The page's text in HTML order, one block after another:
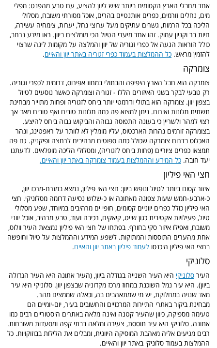
אחד מחבלי הארץ הקסומים ביותר שיש ליוון להציע, עם טבע מהפנט: מפלי
מים, נחלים זורמים, כפרים אותנטיים בהרים, אוכל מסורתי משובח, מסלולי
הליכה בכל הרמות, גשרים עתיקים מעל ערוצי נחל, יערות, צימחיה עשירה,
חיות בר וקניון עמוק. זהו אחד מיעדי הטיול הכי מומלצים ביוון. ראו מידע נרחב,
כולל הוראות הגעה אל כפרי זגוריה של יוון והמלצה על מקומות לינה שרצוי
להזמין מראש. כל ההמלצות בעמוד כפרי זגוריה באתר יוון והאיים.
צומרקה
צומרקה הוא חבל הארץ היפיפה והבתולי במחוז אפירוס, דרומית לכפרי זגוריה.
רק טבעי לבקר בשני האיזורים הללו - זגוריה וצומרקה כאשר נוסעים לטיול
בצפון יוון. צומרקה הוא בתולי ודרמטי יותר ביחס לזגוריה ופחות מתוייר מבחינת
תשתית מלונות ואירוח. ניתן למצוא פה כמה מלונות טובים ואף טובים מאד אך
רצוי למהר ולשריין כי בעונה התפוסה גבוהה והביקוש גבוה ביחס להיצע.
בצומרקה זורמים נהרות הארכטוס, עליו מומלץ לא לוותר על ראפטינג, ונהר
האכלוס בדרום צומרקה שכולל כמה ספוטים מרהיבים לרחצה ופיקניק. גם פה
תמצאו כפרים ציוריים (פחות ביחס לזגוריה), ומסלולי הליכה מופלאים. לדעתנו
יעד חובה. כל המידע וההמלצות בעמוד צומרקה באתר יוון והאיים.
חצי האי פיליון
איזור קסום ביותר לטיול ונופש ביוון: חצי האי פיליון, נמצא במזרח-מרכז יוון,
כ-ארבע-חמש שעות צפונה מאתונה או כ-שלוש נסיעה דרומה מסלוניקי. חצי
האי פיליון כולל כפרים יווניים קסומים, חופי ים מרהיבים במיוחד, שפע מסלולי
טיול, פעילויות אקטיבית כגון שייט, קיאקים, רכיבה ועוד, טבע מרהיב, אוכל יווני
משובח, ואפילו איזור סקי בחורף. בפתחו של חצי האי פיליון נמצאת העיר וולוס,
אחת מהערים התוססות והמתוקות. לשפע המידע וההמלצות על טיול וחופשה
בחצי האי פיליון היכנסו לעמוד פיליון באתר יוון והאיים.
סלוניקי
העיר סלוניקי היא העיר השנייה בגודלה ביוון, (העיר אתונה היא העיר הגדולה
ביוון). היא עיר נמל השוכנת במחוז מרכז מקדוניה שבצפון יוון. סלוניקי היא עיר
מאד שנויה במחלוקת, יש מי שמתאהבים בה, וכאלה שממצים מהר.
מבחינת ביקור באתרי התיירות המרכזיים והחשובים בעיר, יום-יומיים הם
טעימה מספיקה, כיוון שהעיר קטנה ואינה מלאה באתרים היסטוריים רבים כמו
אתונה. סלוניקי היא עיר תוססת, צעירה ומלאה בבתי קפה ומסעדות משובחות.
רבים מגיעים אליה מאהבת המוסיקה היוונית, ומבלים את הלילות בבוזוקויות. כל
ההמלצות בעמוד סלוניקי באתר יוון והאיים.